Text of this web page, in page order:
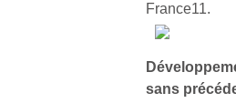
France11.
sans